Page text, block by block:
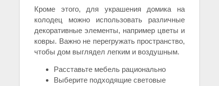
Кроме этого, для украшения домика на
колодец можно использовать различные
декоративные элементы, например цветы и
ковры. Важно не перегружать пространство,
чтобы дом выглядел легким и воздушным.
Расставьте мебель рационально
Выберите подходящие световые